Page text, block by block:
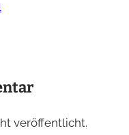
veröffentlicht.